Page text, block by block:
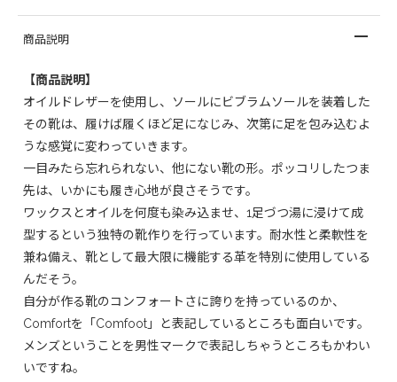
商品説明
【商品説明】
オイルドレザーを使用し、ソールにビブラムソールを装着した
その靴は、履けば履くほど足になじみ、次第に足を包み込むよ
うな感覚に変わっていきます。
一目みたら忘れられない、他にない靴の形。ポッコリしたつま
先は、いかにも履き心地が良さそうです。
ワックスとオイルを何度も染み込ませ、1足づつ湯に浸けて成
型するという独特の靴作りを行っています。耐水性と柔軟性を
兼ね備え、靴として最大限に機能する革を特別に使用している
んだそう。
自分が作る靴のコンフォートさに誇りを持っているのか、
Comfortを「Comfoot」と表記しているところも面白いです。
メンズということを男性マークで表記しちゃうところもかわい
いですね。